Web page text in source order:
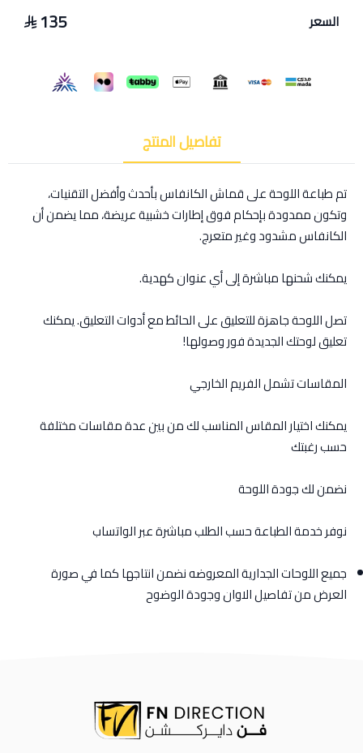
السعر 135
تفاصيل المنتج
تم طباعة اللوحة على قماش الكانفاس بأحدث وأفضل التقنيات،
وتكون ممدودة بإحكام فوق إطارات خشبية عريضة، مما يضمن أن
الكانفاس مشدود وغير متعرج.
يمكنك شحنها مباشرة إلى أي عنوان كهدية.
تصل اللوحة جاهزة للتعليق على الحائط مع أدوات التعليق. يمكنك
تعليق لوحتك الجديدة فور وصولها!
المقاسات تشمل الفريم الخارجي
يمكنك اختيار المقاس المناسب لك من بين عدة مقاسات مختلفة
حسب رغبتك
نضمن لك جودة اللوحة
نوفر خدمة الطباعة حسب الطلب مباشرة عبر الواتساب
جميع اللوحات الجدارية المعروضه نضمن انتاجها كما في صورة
العرض من تفاصيل الاوان وجودة الوضوح